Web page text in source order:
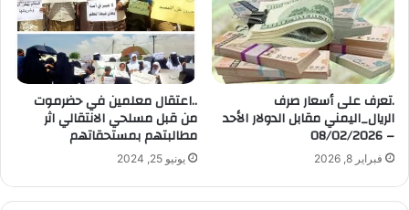
.تعرف على أسعار صرف
الريال_اليمني مقابل الدولار الأحد
– 08/02/2026
فبراير 8, 2026
..اعتقال معلمين في حضرموت
من قبل مسلحي الانتقالي اثر
مطالبتهم بمستحقاتهم
يونيو 25, 2024